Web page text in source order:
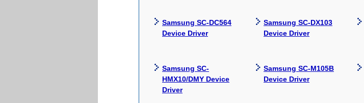
Samsung SC-DC564
Device Driver
Samsung SC-DX103
Device Driver
Samsung SC-
HMX10/DMY Device
Driver
Samsung SC-M105B
Device Driver